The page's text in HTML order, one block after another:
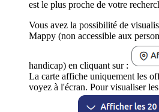
est le plus proche de votre
Vous avez la possibilité de
Mappy (non accessible aux
handicap) en cliquant sur :
La carte affiche uniquement les
voyez à l'écran. Pour visualiser